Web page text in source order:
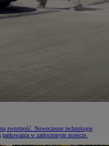
zwrotność. Nowoczesne technologie
parkowania w zatłoczonym mieście.